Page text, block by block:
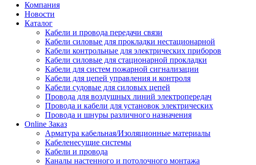
Компания
Новости
Каталог
Кабели и провода передачи связи
Кабели силовые для прокладки нестационарной
Кабели контрольные для электрических приборов
Кабели силовые для стационарной прокладки
Кабели для систем пожарной сигнализации
Кабели для цепей управления и контроля
Кабели судовые для силовых цепей
Провода для воздушных линий электропередач
Провода и кабели для установок электрических
Провода и шнуры различного назначения
Online Заказ
Арматура кабельная/Изоляционные материалы
Кабеленесущие системы
Кабели и провода
Каналы настенного и потолочного монтажа